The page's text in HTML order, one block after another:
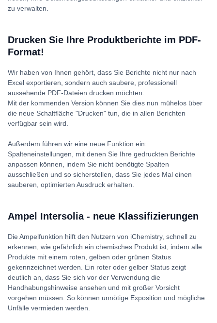
zu verwalten.
Drucken Sie Ihre Produktberichte im PDF-
Format!
Wir haben von Ihnen gehört, dass Sie Berichte nicht nur nach
Excel exportieren, sondern auch saubere, professionell
aussehende PDF-Dateien drucken möchten.
Mit der kommenden Version können Sie dies nun mühelos über
die neue Schaltfläche "Drucken" tun, die in allen Berichten
verfügbar sein wird.
Außerdem führen wir eine neue Funktion ein:
Spalteneinstellungen, mit denen Sie Ihre gedruckten Berichte
anpassen können, indem Sie nicht benötigte Spalten
ausschließen und so sicherstellen, dass Sie jedes Mal einen
sauberen, optimierten Ausdruck erhalten.
Ampel Intersolia - neue Klassifizierungen
Die Ampelfunktion hilft den Nutzern von iChemistry, schnell zu
erkennen, wie gefährlich ein chemisches Produkt ist, indem alle
Produkte mit einem roten, gelben oder grünen Status
gekennzeichnet werden. Ein roter oder gelber Status zeigt
deutlich an, dass Sie sich vor der Verwendung die
Handhabungshinweise ansehen und mit großer Vorsicht
vorgehen müssen. So können unnötige Exposition und mögliche
Unfälle vermieden werden.